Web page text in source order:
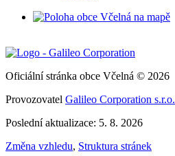
Oficiální stránka obce Včelná © 2026
Provozovatel Galileo Corporation s.r.o.
Poslední aktualizace: 5. 8. 2026
Změna vzhledu, Struktura stránek